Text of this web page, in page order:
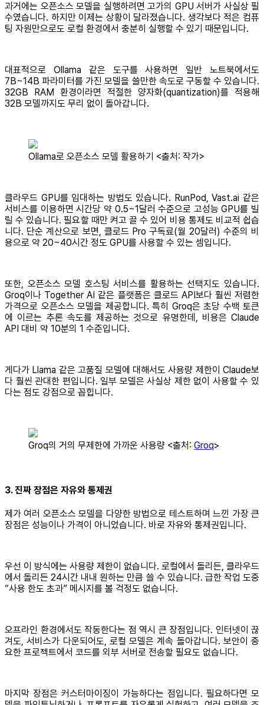
과거에는 오픈소스 모델을 실행하려면 고가의 GPU 서버가 사실상 필
수였습니다. 하지만 이제는 상황이 달라졌습니다. 생각보다 적은 컴퓨
팅 자원만으로도 로컬 환경에서 충분히 실행할 수 있기 때문입니다.
대표적으로 Ollama 같은 도구를 사용하면 일반 노트북에서도
7B~14B 파라미터를 가진 모델을 쓸만한 속도로 구동할 수 있습니다.
32GB RAM 환경이라면 적절한 양자화(quantization)를 적용해
32B 모델까지도 무리 없이 돌아갑니다.
Ollama로 오픈소스 모델 활용하기 <출처: 작가>
클라우드 GPU를 임대하는 방법도 있습니다. RunPod, Vast.ai 같은
서비스를 이용하면 시간당 약 0.5~1달러 수준으로 고성능 GPU를 빌
릴 수 있습니다. 필요할 때만 켜고 끌 수 있어 비용 통제도 비교적 쉽습
니다. 단순 계산으로 보면, 클로드 Pro 구독료(월 20달러) 수준의 비
용으로 약 20~40시간 정도 GPU를 사용할 수 있는 셈입니다.
또한, 오픈소스 모델 호스팅 서비스를 활용하는 선택지도 있습니다.
Groq이나 Together AI 같은 플랫폼은 클로드 API보다 훨씬 저렴한
가격으로 오픈소스 모델을 제공합니다. 특히 Groq은 초당 수백 토큰
에 이르는 추론 속도를 제공하는 것으로 유명한데, 비용은 Claude
API 대비 약 10분의 1 수준입니다.
게다가 Llama 같은 고품질 모델에 대해서도 사용량 제한이 Claude보
다 훨씬 관대한 편입니다. 일부 모델은 사실상 제한 없이 사용할 수 있
다는 점도 강점으로 꼽힙니다.
Groq의 거의 무제한에 가까운 사용량 <출처: Groq>
3. 진짜 장점은 자유와 통제권
제가 여러 오픈소스 모델을 다양한 방법으로 테스트하며 느낀 가장 큰
장점은 성능이나 가격이 아니었습니다. 바로 자유와 통제권입니다.
우선 이 방식에는 사용량 제한이 없습니다. 로컬에서 돌리든, 클라우드
에서 돌리든 24시간 내내 원하는 만큼 쓸 수 있습니다. 급한 작업 도중
“사용 한도 초과” 메시지를 볼 걱정도 없습니다.
오프라인 환경에서도 작동한다는 점 역시 큰 장점입니다. 인터넷이 끊
겨도, 서비스가 다운되어도, 로컬 모델은 계속 돌아갑니다. 보안이 중
요한 프로젝트에서 코드를 외부 서버로 전송할 필요도 없습니다.
마지막 장점은 커스터마이징이 가능하다는 점입니다. 필요하다면 모